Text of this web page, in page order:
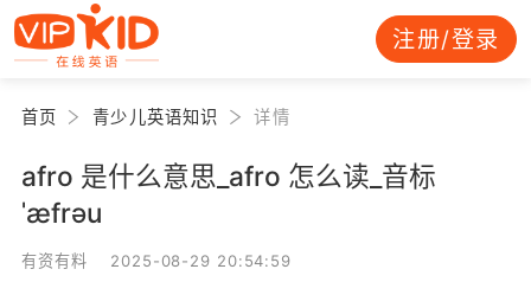
注册/登录
首页 青少儿英语知识 详情
afro 是什么意思_afro 怎么读_音标
ˈæfrəu
有资有料 2025-08-29 20:54:59